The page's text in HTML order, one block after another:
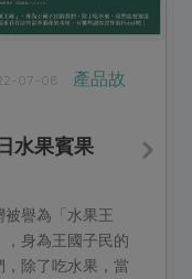
07-08
產品故
水果賓果
被譽為「水果王
，身為王國子民的
，除了吃水果，當